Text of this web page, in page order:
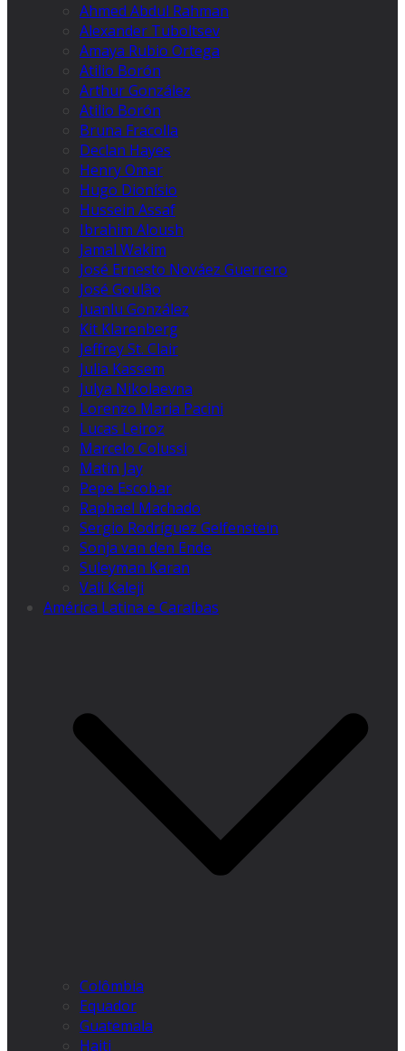
Ahmed Abdul Rahman
Alexander Tuboltsev
Amaya Rubio Ortega
Atilio Borón
Arthur González
Atilio Borón
Bruna Fracolla
Declan Hayes
Henry Omar
Hugo Dionísio
Hussein Assaf
Ibrahim Aloush
Jamal Wakim
José Ernesto Nováez Guerrero
José Goulão
Juanlu González
Kit Klarenberg
Jeffrey St. Clair
Julia Kassem
Julya Nikolaevna
Lorenzo Maria Pacini
Lucas Leiroz
Marcelo Colussi
Matin Jay
Pepe Escobar
Raphael Machado
Sergio Rodríguez Gelfenstein
Sonja van den Ende
Suleyman Karan
Vali Kaleji
América Latina e Caraíbas
Colômbia
Equador
Guatemala
Haiti